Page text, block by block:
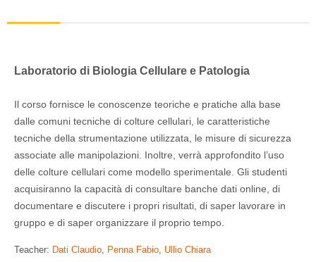
My Media
corsi
Laboratorio di Biologia Cellulare e Patologia
Il corso fornisce le conoscenze teoriche e pratiche alla base
dalle comuni tecniche di colture cellulari, le caratteristiche
tecniche della strumentazione utilizzata, le misure di sicurezza
associate alle manipolazioni. Inoltre, verrà approfondito l’uso
delle colture cellulari come modello sperimentale. Gli studenti
acquisiranno la capacità di consultare banche dati online, di
documentare e discutere i propri risultati, di saper lavorare in
gruppo e di saper organizzare il proprio tempo.
Teacher: Dati Claudio, Penna Fabio, Ullio Chiara